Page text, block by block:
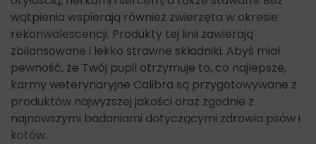
wątpienia wspierają również zwierzęta w okresie
rekonwalescencji. Produkty tej linii zawierają
zbilansowane i lekko strawne składniki. Abyś miał
pewność, że Twój pupil otrzymuje to, co najlepsze,
karmy weterynaryjne Calibra są przygotowywane z
produktów najwyższej jakości oraz zgodnie z
najnowszymi badaniami dotyczącymi zdrowia psów i
kotów.